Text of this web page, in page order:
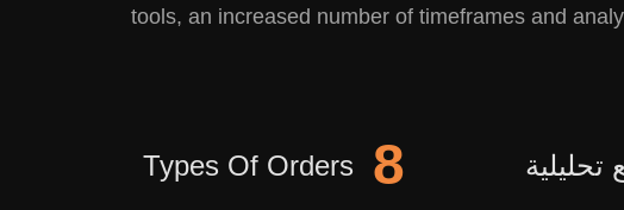
tools, an increased number of timeframes and
تحليلية 8
Types Of Orders